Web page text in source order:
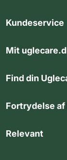
Kundeservice
Mit
Find din
Fortrydelse af
Relevant